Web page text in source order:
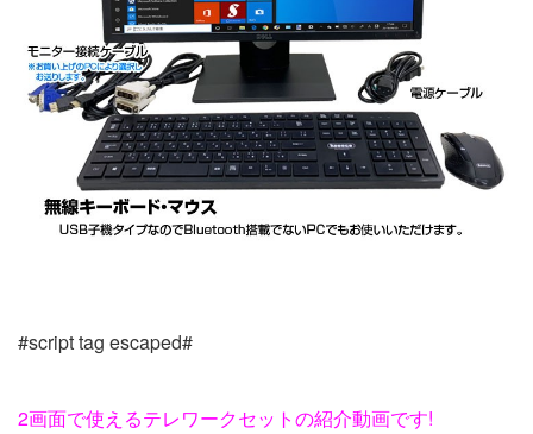
#script tag escaped#
2画面で使えるテレワークセットの紹介動画です!